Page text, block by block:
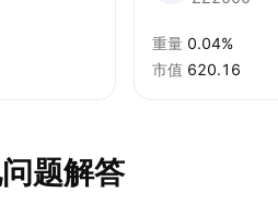
重量 0.04%
市值 620.16
题解答